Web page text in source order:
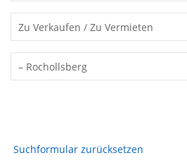
Suchformular zurücksetzen